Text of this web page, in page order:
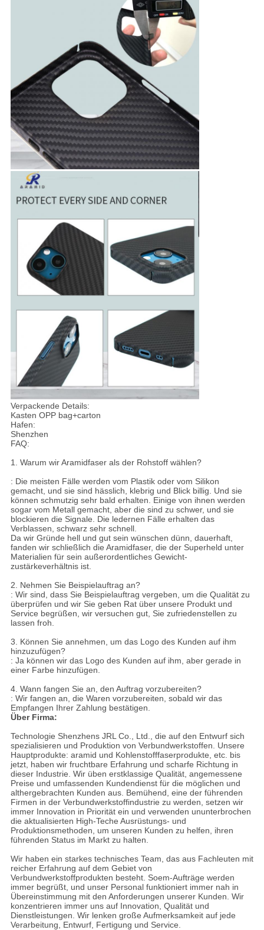
Verpackende Details:
Kasten OPP bag+carton
Hafen:
Shenzhen
FAQ:
1. Warum wir Aramidfaser als der Rohstoff wählen?
: Die meisten Fälle werden vom Plastik oder vom Silikon
gemacht, und sie sind hässlich, klebrig und Blick billig. Und sie
können schmutzig sehr bald erhalten. Einige von ihnen werden
sogar vom Metall gemacht, aber die sind zu schwer, und sie
blockieren die Signale. Die ledernen Fälle erhalten das
Verblassen, schwarz sehr schnell.
Da wir Gründe hell und gut sein wünschen dünn, dauerhaft,
fanden wir schließlich die Aramidfaser, die der Superheld unter
Materialien für sein außerordentliches Gewicht-
zustärkeverhältnis ist.
2. Nehmen Sie Beispielauftrag an?
: Wir sind, dass Sie Beispielauftrag vergeben, um die Qualität zu
überprüfen und wir Sie geben Rat über unsere Produkt und
Service begrüßen, wir versuchen gut, Sie zufriedenstellen zu
lassen froh.
3. Können Sie annehmen, um das Logo des Kunden auf ihm
hinzuzufügen?
: Ja können wir das Logo des Kunden auf ihm, aber gerade in
einer Farbe hinzufügen.
4. Wann fangen Sie an, den Auftrag vorzubereiten?
: Wir fangen an, die Waren vorzubereiten, sobald wir das
Empfangen Ihrer Zahlung bestätigen.
Über Firma:
Technologie Shenzhens JRL Co., Ltd., die auf den Entwurf sich
spezialisieren und Produktion von Verbundwerkstoffen. Unsere
Hauptprodukte: aramid und Kohlenstofffaserprodukte, etc. bis
jetzt, haben wir fruchtbare Erfahrung und scharfe Richtung in
dieser Industrie. Wir üben erstklassige Qualität, angemessene
Preise und umfassenden Kundendienst für die möglichen und
althergebrachten Kunden aus. Bemühend, eine der führenden
Firmen in der Verbundwerkstoffindustrie zu werden, setzen wir
immer Innovation in Priorität ein und verwenden ununterbrochen
die aktualisierten High-Teche Ausrüstungs- und
Produktionsmethoden, um unseren Kunden zu helfen, ihren
führenden Status im Markt zu halten.
Wir haben ein starkes technisches Team, das aus Fachleuten mit
reicher Erfahrung auf dem Gebiet von
Verbundwerkstoffprodukten besteht. Soem-Aufträge werden
immer begrüßt, und unser Personal funktioniert immer nah in
Übereinstimmung mit den Anforderungen unserer Kunden. Wir
konzentrieren immer uns auf Innovation, Qualität und
Dienstleistungen. Wir lenken große Aufmerksamkeit auf jede
Verarbeitung, Entwurf, Fertigung und Service.